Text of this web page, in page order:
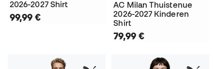
2026-2027 Shirt
99,99 €
AC Milan Thuistenue
2026-2027 Kinderen
Shirt
79,99 €